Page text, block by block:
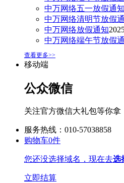
中万网络五一放假通知
中万网络清明节放假
中万网络放假通知
中万网络端午节放假
查看更多>>
移动端
公众微信
关注官方微信大礼包等你拿
服务热线：010-57038858
购物车0件
您还没选择域名，现在去选
立即结算